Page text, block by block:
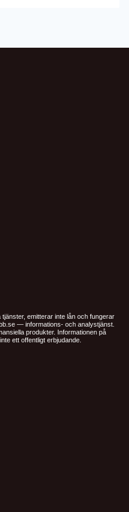
emitterar inte lån och fungerar
— informations- och analystjänst.
produkter. Informationen på
ett offentligt erbjudande.